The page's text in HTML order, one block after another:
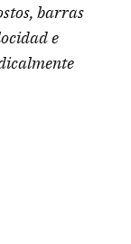
barras
e